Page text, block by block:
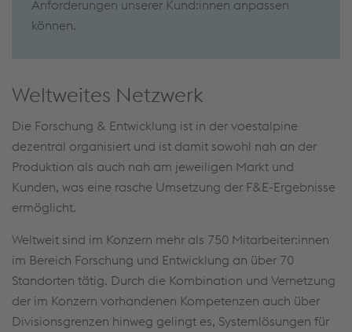
Anforderungen unserer Kund:innen anpassen
können.
Weltweites Netzwerk
Die Forschung & Entwicklung ist in der voestalpine
dezentral organisiert und ist damit sowohl nah an der
Produktion als auch nah am jeweiligen Markt und
Kunden, was eine rasche Umsetzung der F&E-Ergebnisse
ermöglicht.
Weltweit sind im Konzern mehr als 750 Mitarbeiter:innen
im Bereich Forschung und Entwicklung an über 70
Standorten tätig. Durch die Kombination und Vernetzung
der im Konzern vorhandenen Kompetenzen auch über
Divisionsgrenzen hinweg gelingt es, Systemlösungen für